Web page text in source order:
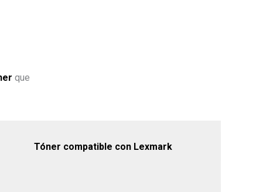
que
Tóner compatible con Lexmark